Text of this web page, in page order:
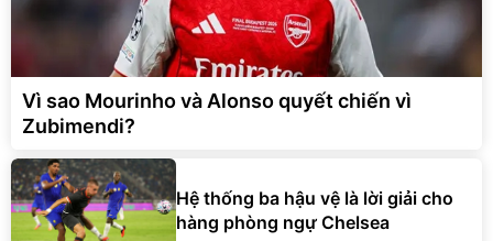
Vì sao Mourinho và Alonso quyết chiến vì
Zubimendi?
Hệ thống ba hậu vệ là lời giải cho
hàng phòng ngự Chelsea